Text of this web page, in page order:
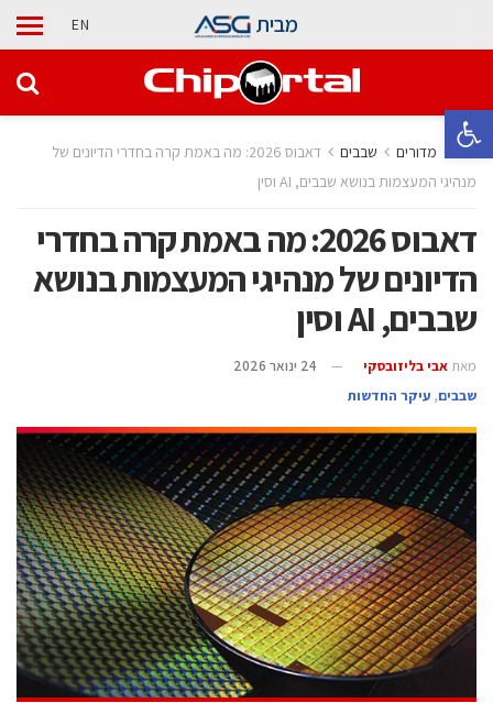
פתח סרגל נגישות
מבית EN
בית מדורים ‫שבבים‬
דאבוס 2026: מה באמת קרה בחדרי הדיונים של
מנהיגי המעצמות בנושא שבבים, AI וסין
דאבוס 2026: מה באמת קרה בחדרי
הדיונים של מנהיגי המעצמות בנושא
שבבים, AI וסין
מאת אבי בליזובסקי
24 ינואר 2026
‫שבבים‬, עיקר החדשות